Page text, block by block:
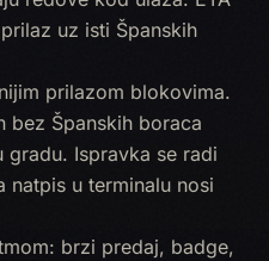
uz isti Španskih
prilazom blokovima.
bez Španskih boraca
Ispravka se radi
natpis u terminalu nosi
brzi predaj, badge,